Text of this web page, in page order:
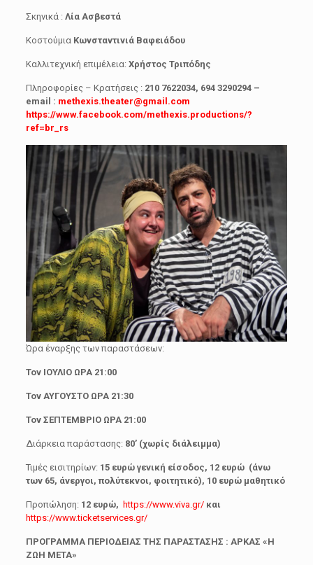
Σκηνικά : Λία Ασβεστά
Κοστούμια Κωνσταντινιά Βαφειάδου
Καλλιτεχνική επιμέλεια: Χρήστος Τριπόδης
Πληροφορίες – Κρατήσεις : 210 7622034, 694 3290294 –
email : methexis.theater@gmail.com
https://www.facebook.com/methexis.productions/?
ref=br_rs
Ώρα έναρξης των παραστάσεων:
Τον ΙΟΥΛΙΟ ΩΡΑ 21:00
Τον ΑΥΓΟΥΣΤΟ ΩΡΑ 21:30
Τον ΣΕΠΤΕΜΒΡΙΟ ΩΡΑ 21:00
Διάρκεια παράστασης: 80’ (χωρίς διάλειμμα)
Τιμές εισιτηρίων: 15 ευρώ γενική είσοδος, 12 ευρώ (άνω
των 65, άνεργοι, πολύτεκνοι, φοιτητικό), 10 ευρώ μαθητικό
Προπώληση: 12 ευρώ, https://www.viva.gr/ και
https://www.ticketservices.gr/
ΠΡΟΓΡΑΜΜΑ ΠΕΡΙΟΔΕΙΑΣ ΤΗΣ ΠΑΡΑΣΤΑΣΗΣ : ΑΡΚΑΣ «Η
ΖΩΗ ΜΕΤΑ»